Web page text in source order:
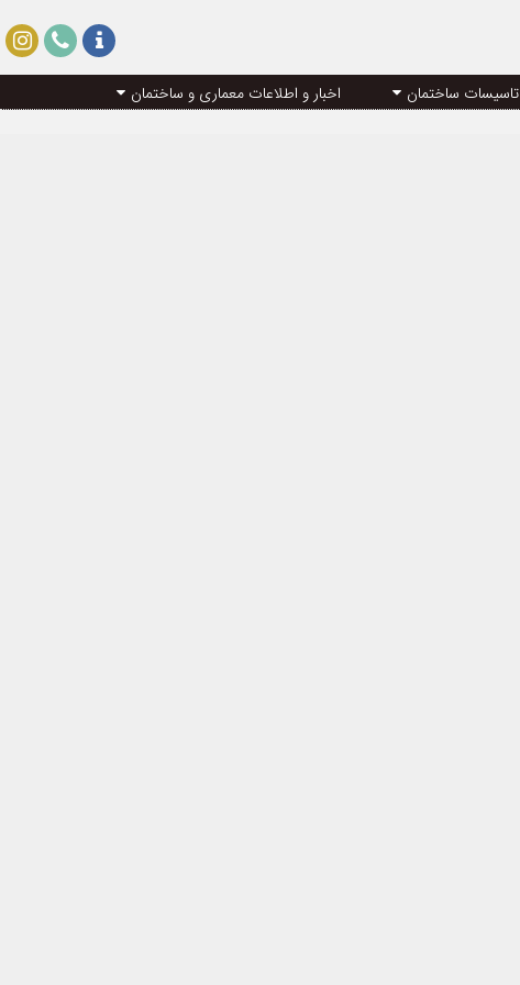
تاسیسات ساختمان اخبار و اطلاعات معماری و ساختمان